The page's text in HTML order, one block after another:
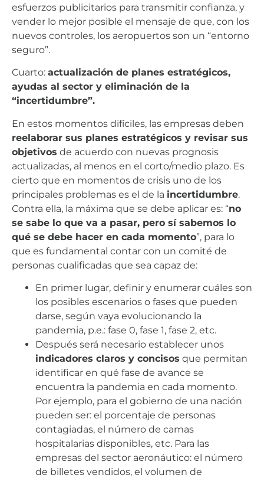
esfuerzos publicitarios para transmitir confianza, y
vender lo mejor posible el mensaje de que, con los
nuevos controles, los aeropuertos son un “entorno
seguro”.
Cuarto: actualización de planes estratégicos,
ayudas al sector y eliminación de la
“incertidumbre”.
En estos momentos difíciles, las empresas deben
reelaborar sus planes estratégicos y revisar sus
objetivos de acuerdo con nuevas prognosis
actualizadas, al menos en el corto/medio plazo. Es
cierto que en momentos de crisis uno de los
principales problemas es el de la incertidumbre.
Contra ella, la máxima que se debe aplicar es: “no
se sabe lo que va a pasar, pero sí sabemos lo
qué se debe hacer en cada momento”, para lo
que es fundamental contar con un comité de
personas cualificadas que sea capaz de:
En primer lugar, definir y enumerar cuáles son
los posibles escenarios o fases que pueden
darse, según vaya evolucionando la
pandemia, p.e.: fase 0, fase 1, fase 2, etc.
Después será necesario establecer unos
indicadores claros y concisos que permitan
identificar en qué fase de avance se
encuentra la pandemia en cada momento.
Por ejemplo, para el gobierno de una nación
pueden ser: el porcentaje de personas
contagiadas, el número de camas
hospitalarias disponibles, etc. Para las
empresas del sector aeronáutico: el número
de billetes vendidos, el volumen de